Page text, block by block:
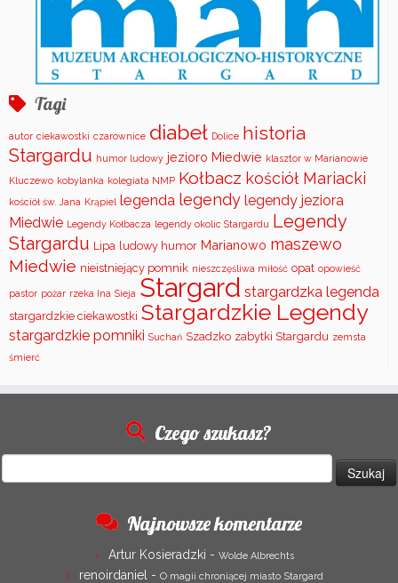
Tagi
autor ciekawostki czarownice diabeł Dolice historia
Stargardu humor ludowy jezioro Miedwie klasztor w Marianowie
Kluczewo kobylanka kolegiata NMP Kołbacz kościół Mariacki
kościół św. Jana Krąpiel legenda legendy legendy jeziora
Miedwie Legendy Kołbacza legendy okolic Stargardu Legendy
Stargardu Lipa ludowy humor Marianowo maszewo
Miedwie nieistniejący pomnik nieszczęśliwa miłość opat opowieść
pastor pożar rzeka Ina Sieja Stargard stargardzka legenda
stargardzkie ciekawostki Stargardzkie Legendy
stargardzkie pomniki Suchań Szadzko zabytki Stargardu zemsta
śmierć
Czego szukasz?
Najnowsze komentarze
Artur Kosieradzki - Wolde Albrechts
renoirdaniel - O magii chroniącej miasto Stargard